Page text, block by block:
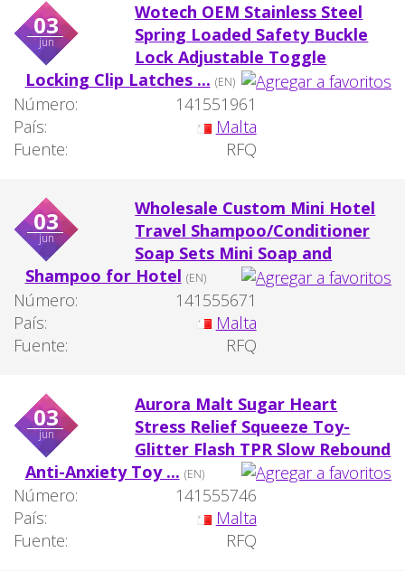
03
jun
Wotech OEM Stainless Steel
Spring Loaded Safety Buckle
Lock Adjustable Toggle
Locking Clip Latches ... (EN)
Número:
141551961
País:
Malta
Fuente:
RFQ
03
jun
Wholesale Custom Mini Hotel
Travel Shampoo/Conditioner
Soap Sets Mini Soap and
Shampoo for Hotel (EN)
Número:
141555671
País:
Malta
Fuente:
RFQ
03
jun
Aurora Malt Sugar Heart
Stress Relief Squeeze Toy-
Glitter Flash TPR Slow Rebound
Anti-Anxiety Toy ... (EN)
Número:
141555746
País:
Malta
Fuente:
RFQ